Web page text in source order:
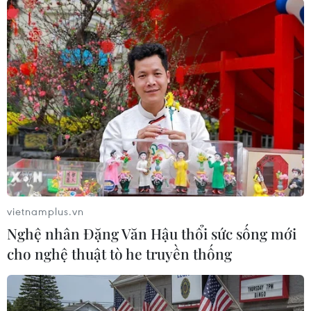
thông báo nội dung hoạt động của công ty cho
khu vực để địa phương nắm," ông Nguyễn Văn
Sự, Bí thư kiêm Trưởng khu vực 1 An Cư,
phường Thới Bình, quận Ninh Kiều, thành phố
Cần Thơ cho biết.
vietnamplus.vn
Nghệ nhân Đặng Văn Hậu thổi sức sống mới
cho nghệ thuật tò he truyền thống